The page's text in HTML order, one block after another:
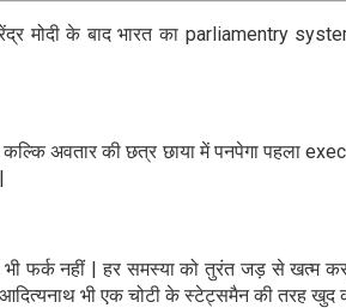
मोदी के बाद भारत का parliamentry
अवतार की छत्र छाया में पनपेगा पहला
फर्क नहीं | हर समस्या को तुरंत जड़ से खत्म
भी एक चोटी के स्टेट्समैन की तरह खुद